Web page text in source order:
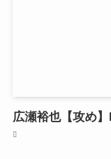
広瀬裕也【攻め